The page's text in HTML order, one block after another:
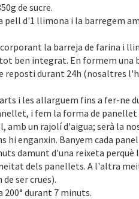
de sucre.
d'1 llimona i la barregem
la barreja de farina i
ben integrat. En formem una
reposti durant 24h (nosaltres
i les allarguem fins a fer-ne
i fem la forma de panellet
amb un rajolí d'aigua; serà la
hi enganxin. Banyem cada
damunt d'una reixeta perquè
dels panellets. A l'altra
ser crues).
durant 7 minuts.